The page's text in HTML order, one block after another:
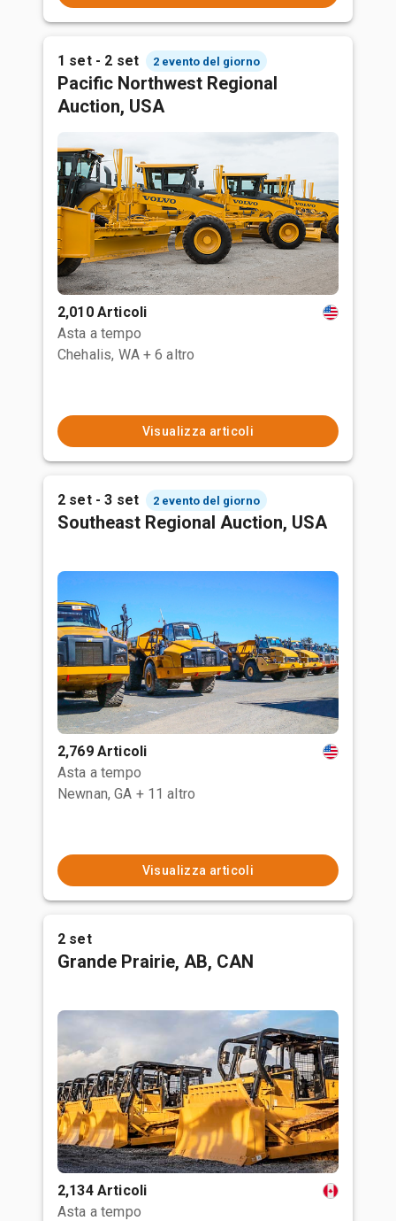
1 set - 2 set 2 evento del giorno
Pacific Northwest Regional
Auction, USA
2,010 Articoli
Asta a tempo
Chehalis, WA + 6 altro
Visualizza articoli
2 set - 3 set 2 evento del giorno
Southeast Regional Auction, USA
2,769 Articoli
Asta a tempo
Newnan, GA + 11 altro
Visualizza articoli
2 set
Grande Prairie, AB, CAN
2,134 Articoli
Asta a tempo